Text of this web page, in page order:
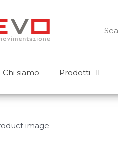
Chi siamo Prodotti
controbilanciati